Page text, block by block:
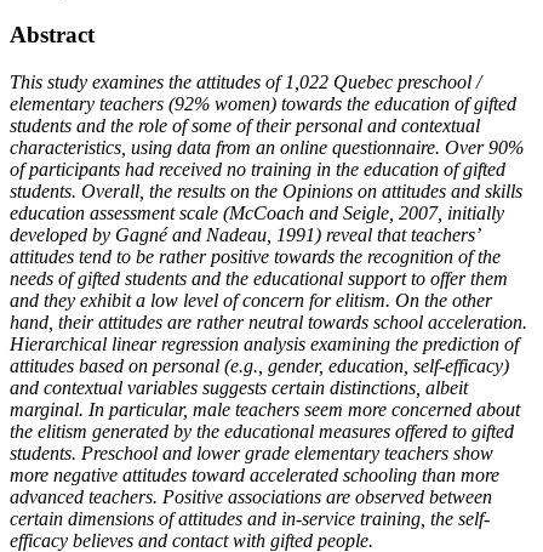
Abstract
This study examines the attitudes of 1,022 Quebec preschool /
elementary teachers (92% women) towards the education of gifted
students and the role of some of their personal and contextual
characteristics, using data from an online questionnaire. Over 90%
of participants had received no training in the education of gifted
students. Overall, the results on the Opinions on attitudes and skills
education assessment scale (McCoach and Seigle, 2007, initially
developed by Gagné and Nadeau, 1991) reveal that teachers’
attitudes tend to be rather positive towards the recognition of the
needs of gifted students and the educational support to offer them
and they exhibit a low level of concern for elitism. On the other
hand, their attitudes are rather neutral towards school acceleration.
Hierarchical linear regression analysis examining the prediction of
attitudes based on personal (e.g., gender, education, self-efficacy)
and contextual variables suggests certain distinctions, albeit
marginal. In particular, male teachers seem more concerned about
the elitism generated by the educational measures offered to gifted
students. Preschool and lower grade elementary teachers show
more negative attitudes toward accelerated schooling than more
advanced teachers. Positive associations are observed between
certain dimensions of attitudes and in-service training, the self-
efficacy believes and contact with gifted people.